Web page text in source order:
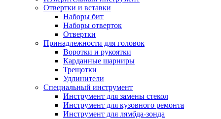
Отвертки и вставки
Наборы бит
Наборы отверток
Отвертки
Принадлежности для головок
Воротки и рукоятки
Карданные шарниры
Трещотки
Удлинители
Специальный инструмент
Инструмент для замены стекол
Инструмент для кузовного ремонта
Инструмент для лямбда-зонда